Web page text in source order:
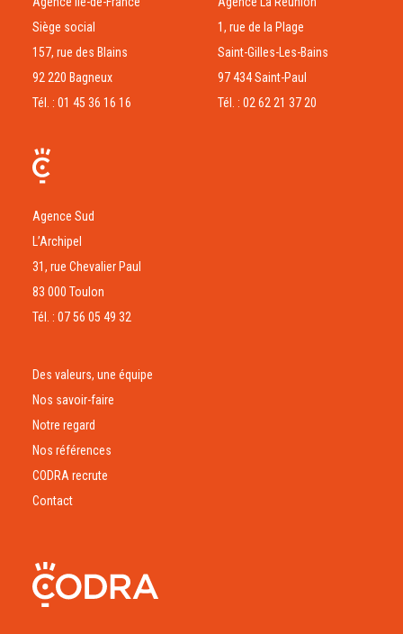
Siège social
157, rue des Blains
92 220 Bagneux
Tél. : 01 45 36 16 16
1, rue de la Plage
Saint-Gilles-Les-Bains
97 434 Saint-Paul
Tél. : 02 62 21 37 20
Agence Sud
L’Archipel
31, rue Chevalier Paul
83 000 Toulon
Tél. : 07 56 05 49 32
Des valeurs, une équipe
Nos savoir-faire
Notre regard
Nos références
CODRA recrute
Contact